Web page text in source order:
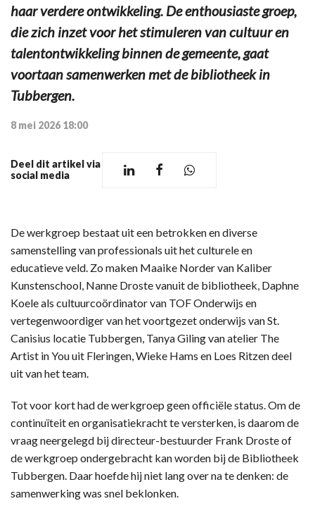
haar verdere ontwikkeling. De enthousiaste groep,
die zich inzet voor het stimuleren van cultuur en
talentontwikkeling binnen de gemeente, gaat
voortaan samenwerken met de bibliotheek in
Tubbergen.
8 mei 2026 18:00
Deel dit artikel via
social media
De werkgroep bestaat uit een betrokken en diverse
samenstelling van professionals uit het culturele en
educatieve veld. Zo maken Maaike Norder van Kaliber
Kunstenschool, Nanne Droste vanuit de bibliotheek, Daphne
Koele als cultuurcoördinator van TOF Onderwijs en
vertegenwoordiger van het voortgezet onderwijs van St.
Canisius locatie Tubbergen, Tanya Giling van atelier The
Artist in You uit Fleringen, Wieke Hams en Loes Ritzen deel
uit van het team.
Tot voor kort had de werkgroep geen officiële status. Om de
continuïteit en organisatiekracht te versterken, is daarom de
vraag neergelegd bij directeur-bestuurder Frank Droste of
de werkgroep ondergebracht kan worden bij de Bibliotheek
Tubbergen. Daar hoefde hij niet lang over na te denken: de
samenwerking was snel beklonken.